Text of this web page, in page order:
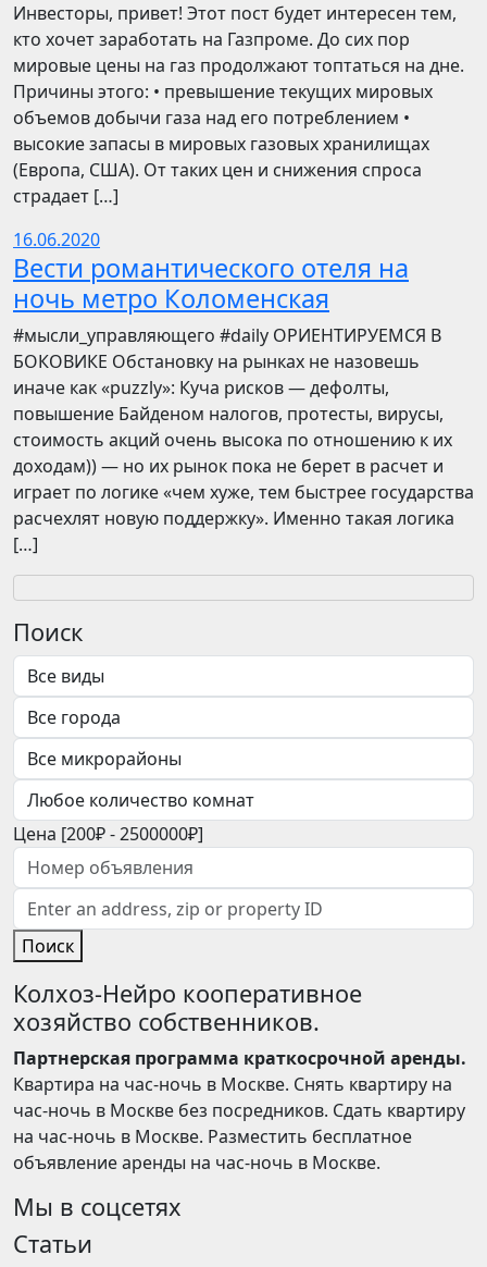
Инвесторы, привет! Этот пост будет интересен тем,
кто хочет заработать на Газпроме. До сих пор
мировые цены на газ продолжают топтаться на дне.
Причины этого: • превышение текущих мировых
объемов добычи газа над его потреблением •
высокие запасы в мировых газовых хранилищах
(Европа, США). От таких цен и снижения спроса
страдает […]
16.06.2020
Вести романтического отеля на
ночь метро Коломенская
​​#мысли_управляющего #daily ОРИЕНТИРУЕМСЯ В
БОКОВИКЕ Обстановку на рынках не назовешь
иначе как «puzzly»: Куча рисков — дефолты,
повышение Байденом налогов, протесты, вирусы,
стоимость акций очень высока по отношению к их
доходам)) — но их рынок пока не берет в расчет и
играет по логике «чем хуже, тем быстрее государства
расчехлят новую поддержку». Именно такая логика
[…]
Поиск
Цена [200₽-2500000₽]
Поиск
Колхоз-Нейро кооперативное
хозяйство собственников.
Партнерская программа краткосрочной аренды.
Квартира на час-ночь в Москве. Снять квартиру на
час-ночь в Москве без посредников. Сдать квартиру
на час-ночь в Москве. Разместить бесплатное
объявление аренды на час-ночь в Москве.
Мы в соцсетях
Статьи